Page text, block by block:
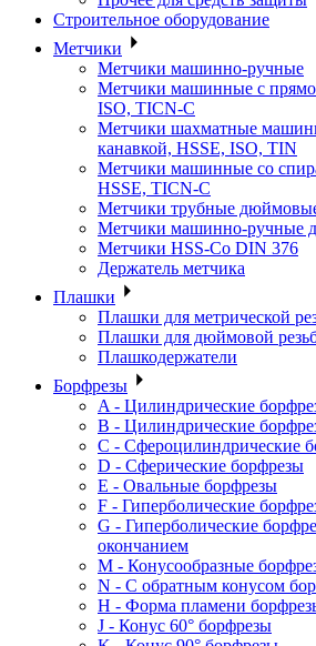
Строительное оборудование
Метчики
Метчики машинно-ручные
Метчики машинные с
ISO, TICN-C
Метчики шахматные
канавкой, HSSE, ISO, TIN
Метчики машинные со
HSSE, TICN-C
Метчики трубные
Метчики машинно-ручные
Метчики HSS-Co DIN 376
Держатель метчика
Плашки
Плашки для метрической
Плашки для дюймовой
Плашкодержатели
Борфрезы
A - Цилиндрические
B - Цилиндрические
C - Сфероцилиндрические
D - Сферические борфрезы
E - Овальные борфрезы
F - Гиперболические
G - Гиперболические
окончанием
M - Конусообразные
N - С обратным конусом
H - Форма пламени
J - Конус 60° борфрезы